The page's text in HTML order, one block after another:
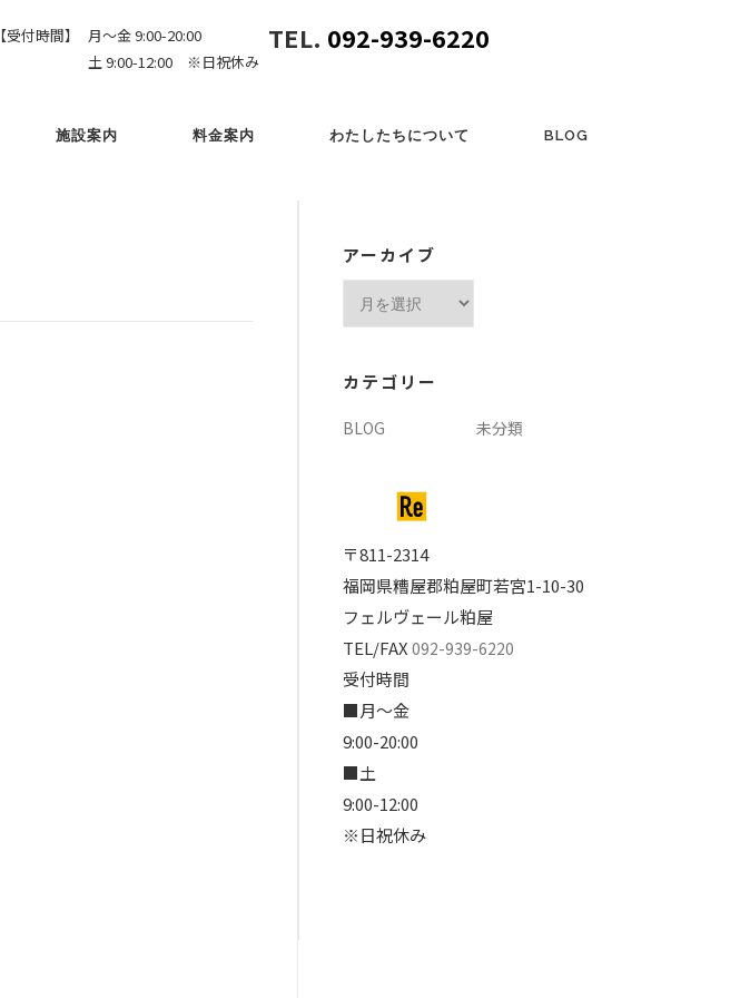
施設案内 料金案内 わたしたちについて BLOG
【受付時間】
月～金 9:00-20:00
土 9:00-12:00 ※日祝休み
TEL. 092-939-6220
アーカイブ
ブ
カテゴリー
BLOG 未分類
〒811-2314
福岡県糟屋郡粕屋町若宮1-10-30
フェルヴェール粕屋
TEL/FAX 092-939-6220
受付時間
■月～金
9:00-20:00
■土
9:00-12:00
※日祝休み